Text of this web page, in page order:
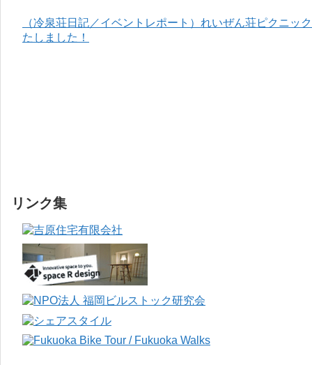
（冷泉荘日記／イベントレポート）れいぜん荘ピクニッ
たしました！
リンク集